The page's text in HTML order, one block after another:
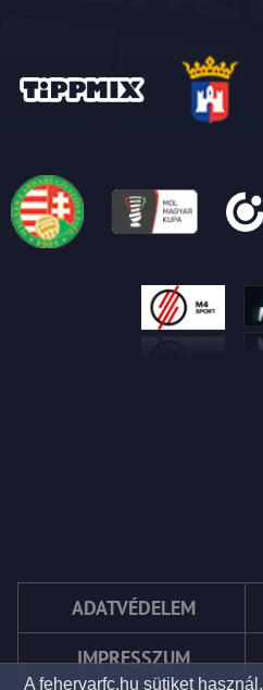
ADATVÉDELEM
IMPRESSZUM
A fehervarfc.hu sütiket használ.